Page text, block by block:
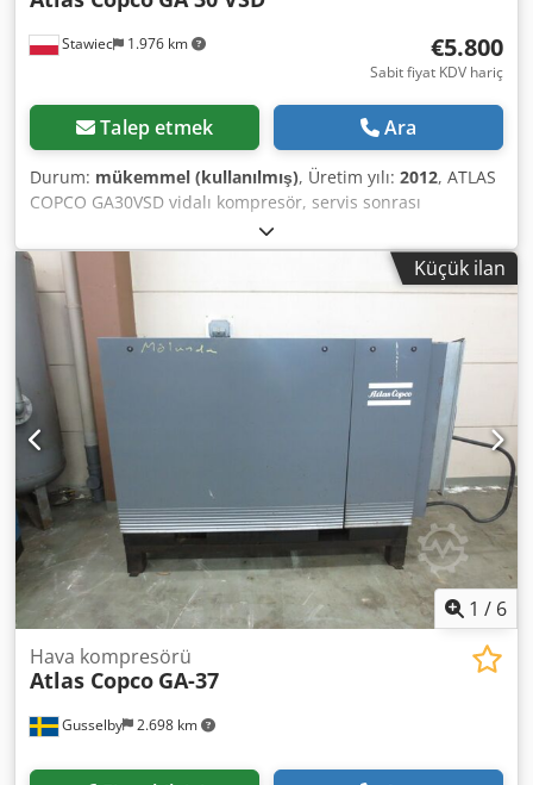
Stawiec 1.976 km €5.800
Sabit fiyat KDV hariç
Talep etmek Ara
Durum: mükemmel (kullanılmış), Üretim yılı: 2012, ATLAS
COPCO GA30VSD vidalı kompresör, servis sonrası
invertörlü makine Teknik Özellikler: Kapasite: 5,58 m3/dk;
30 kW motor; maksimum basınç: 13 bar; yıl: 2012; çalışma
saati: 11.816; Fiyat: 24.500 EUR net 30.135 EUR brüt
Kompresör tamamen çalışır durumda, kullanıma hazır,
garantili. Dsdpfjy S T Thjx Akaswa Servis hizmeti
sağlanmaktadır.
Küçük ilan
1 / 6
Gusselby 2.698 km
Hava kompresörü
Atlas Copco GA-37